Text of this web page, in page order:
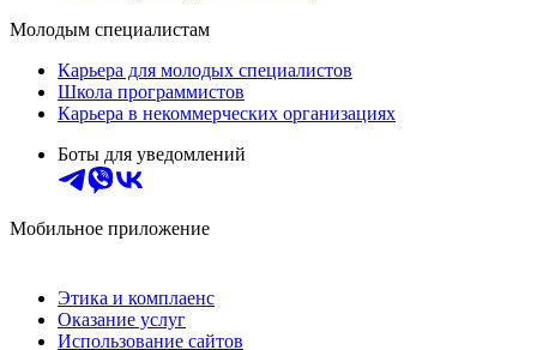
Молодым специалистам
Карьера для молодых специалистов
Школа программистов
Карьера в некоммерческих организациях
Боты для уведомлений
Мобильное приложение
Этика и комплаенс
Оказание услуг
Использование сайтов